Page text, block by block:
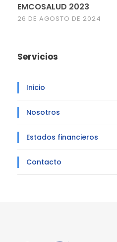
EMCOSALUD 2023
26 DE AGOSTO DE 2024
Servicios
Inicio
Nosotros
Estados financieros
Contacto